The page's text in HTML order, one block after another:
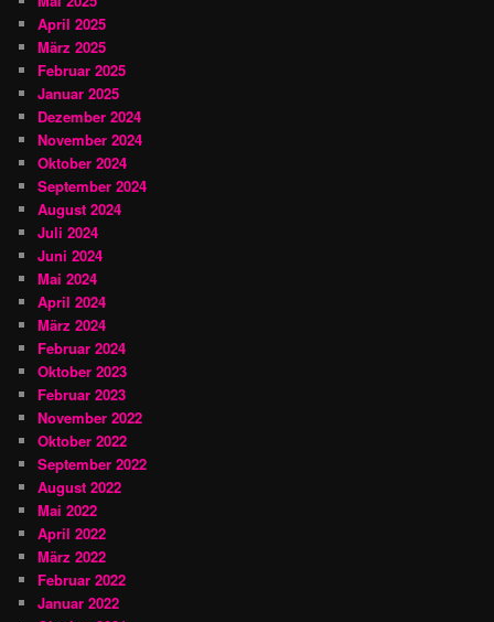
April 2025
März 2025
Februar 2025
Januar 2025
Dezember 2024
November 2024
Oktober 2024
September 2024
August 2024
Juli 2024
Juni 2024
Mai 2024
April 2024
März 2024
Februar 2024
Oktober 2023
Februar 2023
November 2022
Oktober 2022
September 2022
August 2022
Mai 2022
April 2022
März 2022
Februar 2022
Januar 2022